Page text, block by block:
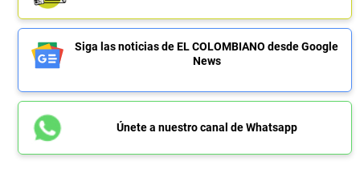
Siga las noticias de EL COLOMBIANO desde Google
News
Únete a nuestro canal de Whatsapp